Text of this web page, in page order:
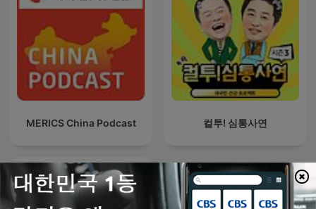
MERICS China Podcast 컬투! 심통사연